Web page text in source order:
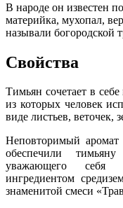
В народе он известен
материйка, мухопал,
называли богородской
Свойства
Тимьян сочетает в
из которых человек
виде листьев, веточек,
Неповторимый
обеспечили
уважающего себя
ингредиентом
знаменитой смеси